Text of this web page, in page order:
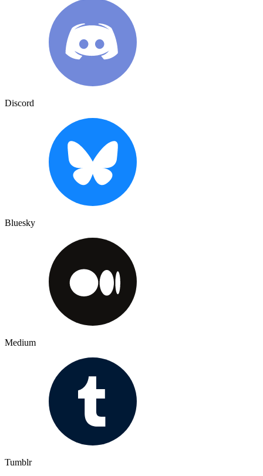
Discord
Bluesky
Medium
Tumblr